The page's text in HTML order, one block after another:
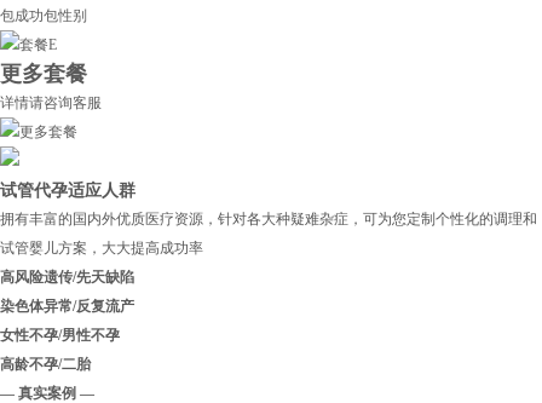
包成功包性别
更多套餐
详情请咨询客服
试管代孕适应人群
拥有丰富的国内外优质医疗资源，针对各大种疑难杂症，可为您定制个性化的调理和
试管婴儿方案，大大提高成功率
高风险遗传/先天缺陷
染色体异常/反复流产
女性不孕/男性不孕
高龄不孕/二胎
— 真实案例 —